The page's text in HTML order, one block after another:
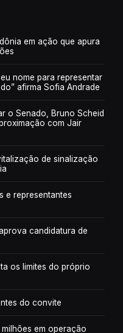
em ação que apura
nome para representar
afirma Sofia Andrade
o Senado, Bruno Scheid
com Jair
de sinalização
e representantes
candidatura de
os limites do próprio
do convite
em operação